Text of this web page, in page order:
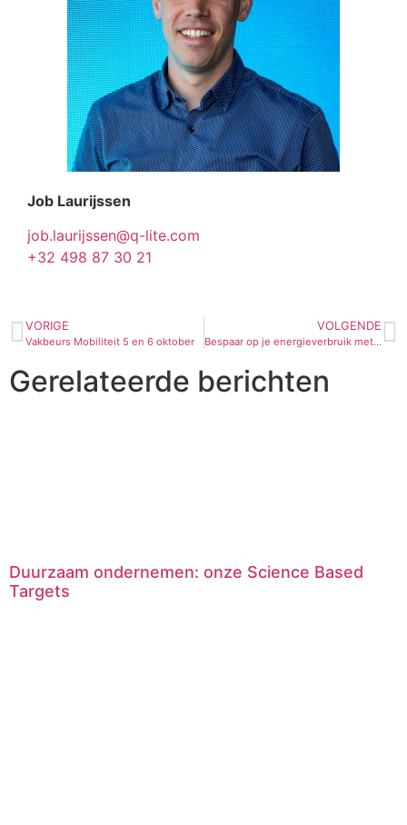
Job Laurijssen
job.laurijssen@q-lite.com
+32 498 87 30 21
VORIGE
Vakbeurs Mobiliteit 5 en 6 oktober
VOLGENDE
Bespaar op je energieverbruik met deze 3 tips
Gerelateerde berichten
Duurzaam ondernemen: onze Science Based
Targets